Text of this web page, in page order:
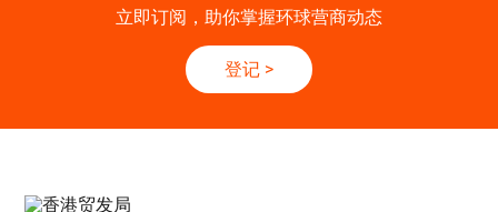
立即订阅，助你掌握环球营商动态
登记 >